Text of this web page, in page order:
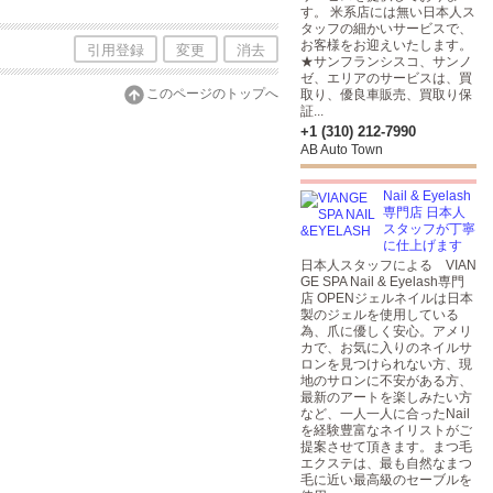
引用登録 変更 消去
このページのトップへ
す。 米系店には無い日本人ス
タッフの細かいサービスで、
お客様をお迎えいたします。
★サンフランシスコ、サンノ
ゼ、エリアのサービスは、買
取り、優良車販売、買取り保
証...
+1 (310) 212-7990
AB Auto Town
Nail & Eyelash
専門店 日本人
スタッフが丁寧
に仕上げます
日本人スタッフによる VIAN
GE SPA Nail & Eyelash専門
店 OPENジェルネイルは日本
製のジェルを使用している
為、爪に優しく安心。アメリ
カで、お気に入りのネイルサ
ロンを見つけられない方、現
地のサロンに不安がある方、
最新のアートを楽しみたい方
など、一人一人に合ったNail
を経験豊富なネイリストがご
提案させて頂きます。まつ毛
エクステは、最も自然なまつ
毛に近い最高級のセーブルを